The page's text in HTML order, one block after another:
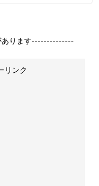
ります--------------
リンク